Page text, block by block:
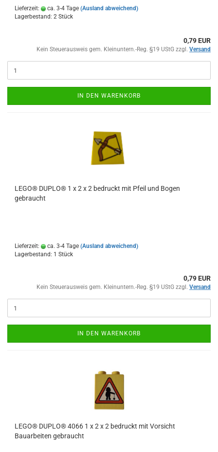
Lieferzeit: ca. 3-4 Tage (Ausland abweichend)
Lagerbestand: 2 Stück
0,79 EUR
Kein Steuerausweis gem. Kleinuntern.-Reg. §19 UStG zzgl. Versand
IN DEN WARENKORB
LEGO® DUPLO® 1 x 2 x 2 bedruckt mit Pfeil und Bogen
gebraucht
Lieferzeit: ca. 3-4 Tage (Ausland abweichend)
Lagerbestand: 1 Stück
0,79 EUR
Kein Steuerausweis gem. Kleinuntern.-Reg. §19 UStG zzgl. Versand
IN DEN WARENKORB
LEGO® DUPLO® 4066 1 x 2 x 2 bedruckt mit Vorsicht
Bauarbeiten gebraucht